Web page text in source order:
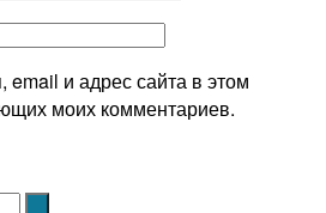
и адрес сайта в этом
моих комментариев.